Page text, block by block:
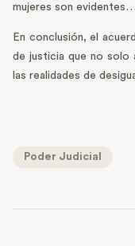
mujeres son
En conclusión, el
de justicia que no solo
las realidades de
Poder Judicial